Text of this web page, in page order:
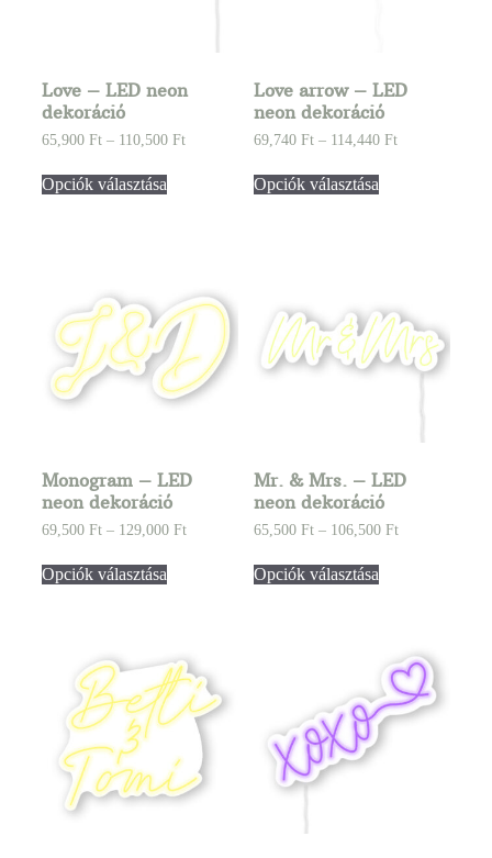
Love – LED neon
dekoráció
65,900 Ft – 110,500 Ft
Opciók választása
Love arrow – LED
neon dekoráció
69,740Ft – 114,440Ft
Opciók választása
Monogram – LED
neon dekoráció
69,500 Ft – 129,000 Ft
Opciók választása
Mr. & Mrs. – LED
neon dekoráció
65,500Ft – 106,500Ft
Opciók választása